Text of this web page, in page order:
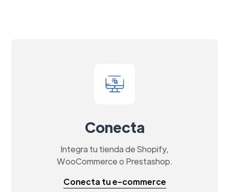
Conecta
Integra tu tienda de Shopify,
WooCommerce o Prestashop.
Conecta tu e-commerce